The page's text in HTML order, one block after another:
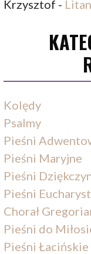
Krzysztof -
Kolędy
Psalmy
Pieśni
Pieśni Maryjne
Pieśni
Pieśni
Chorał
Pieśni do
Pieśni Łacińskie